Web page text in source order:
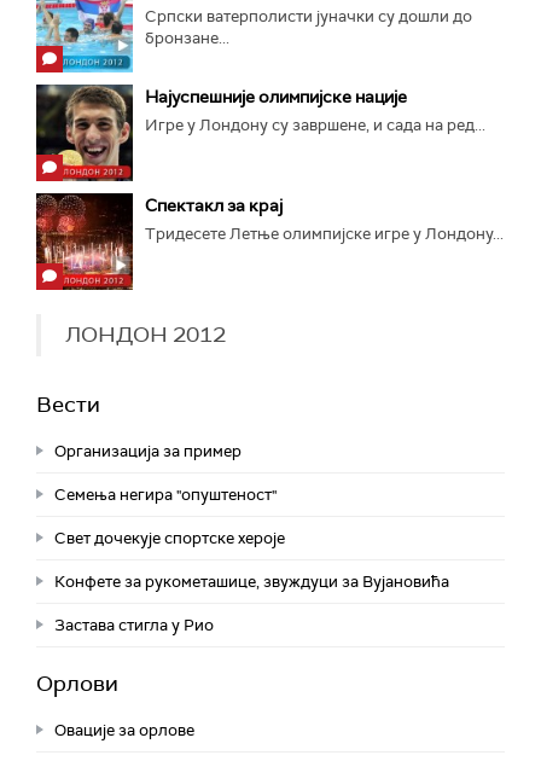
Српски ватерполисти јуначки су дошли до
бронзане...
Најуспешније олимпијске нације
Игре у Лондону су завршене, и сада на ред...
Спектакл за крај
Тридесете Летње олимпијске игре у Лондону...
ЛОНДОН 2012
Вести
Организација за пример
Семења негира "опуштеност"
Свет дочекује спортске хероје
Конфете за рукометашице, звуждуци за Вујановића
Застава стигла у Рио
Орлови
Овације за oрлове